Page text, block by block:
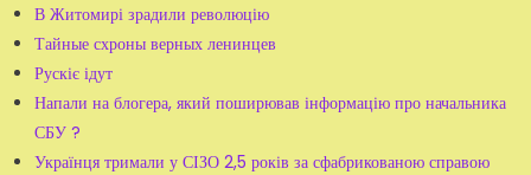
В Житомирі зрадили революцію
Тайные схроны верных ленинцев
Рускіє ідут
Напали на блогера, який поширював інформацію про начальника
СБУ ?
Українця тримали у СІЗО 2,5 років за сфабрикованою справою